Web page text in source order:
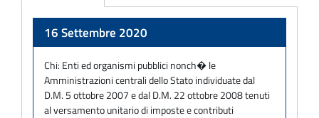
16 Settembre 2020
Chi: Enti ed organismi pubblici nonch� le
Amministrazioni centrali dello Stato individuate dal
D.M. 5 ottobre 2007 e dal D.M. 22 ottobre 2008 tenuti
al versamento unitario di imposte e contributi